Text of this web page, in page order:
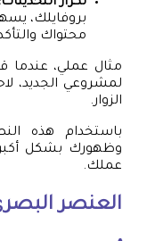
بروفايلك،
محتواك
مثال عملي، عندما
لمشروعي الجديد،
الزوار.
باستخدام هذه
وظهورك بشكل
عملك.
العنصر